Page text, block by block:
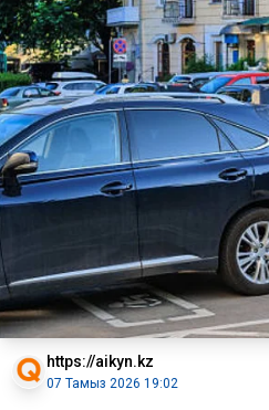
https://aikyn.kz
07 Тамыз 2026 19:02